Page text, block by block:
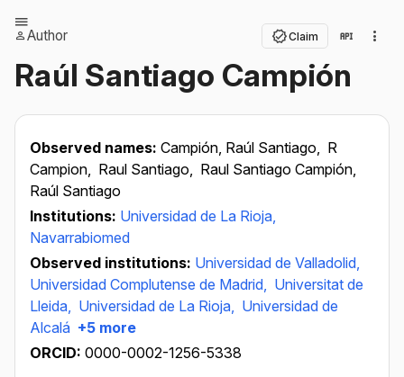
Author Claim
Raúl Santiago Campión
Observed names: Campión, Raúl Santiago, R
Campion, Raul Santiago, Raul Santiago Campión,
Raúl Santiago
Institutions: Universidad de La Rioja,
Navarrabiomed
Observed institutions: Universidad de Valladolid,
Universidad Complutense de Madrid, Universitat de
Lleida, Universidad de La Rioja, Universidad de
Alcalá +5 more
ORCID: 0000-0002-1256-5338